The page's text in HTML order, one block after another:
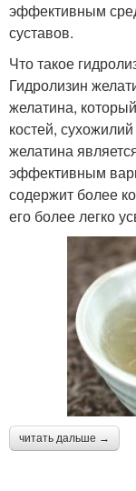
эффективным
суставов.
Что такое
Гидролизин
желатина,
костей,
желатина
эффективным
содержит более
его более легко
читать дальше →